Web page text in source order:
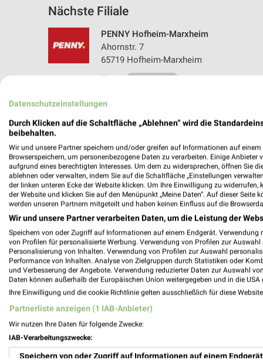
Nächste Filiale
PENNY Hofheim-Marxheim
Ahornstr. 7
65719 Hofheim-Marxheim
Heute geschlossen
Angebote-Kalender für PENNY in
Aug.
03 Mo 04Di 05 Mi 06 Do 07 Fr
weekli Magazin
Datenschutzeinstellungen
Durch Klicken auf die Schaltfläche „Ablehnen“ wird die
beibehalten.
Wir und unsere Partner speichern und/oder greifen auf Informationen auf einem
Browserspeichern, um personenbezogene Daten zu verarbeiten. Einige
aufgrund eines berechtigten Interesses. Um dem zu widersprechen, öffnen Sie
ablehnen oder verwalten, indem Sie auf die Schaltfläche „Einstellungen
der linken unteren Ecke der Website klicken. Um Ihre Einwilligung zu
der Website und klicken Sie auf den Menüpunkt „Meine Daten“. Auf dieser
werden unseren Partnern mitgeteilt und haben keinen Einfluss auf die
Wir und unsere Partner verarbeiten Daten, um die Leistung der
Speichern von oder Zugriff auf Informationen auf einem Endgerät. Verwendung
von Profilen für personalisierte Werbung. Verwendung von Profilen zur
Personalisierung von Inhalten. Verwendung von Profilen zur Auswahl
Performance von Inhalten. Analyse von Zielgruppen durch Statistiken oder
und Verbesserung der Angebote. Verwendung reduzierter Daten zur Auswahl
Daten können außerhalb der Europäischen Union weitergegeben und in die USA
Ihre Einwilligung und die cookie Richtlinie gelten ausschließlich für diese
Partnerliste anzeigen (1 IAB-Anbieter)
Wir nutzen Ihre Daten für folgende Zwecke:
IAB-Verarbeitungszwecke:
Speichern von oder Zugriff auf Informationen auf einem Endgerät